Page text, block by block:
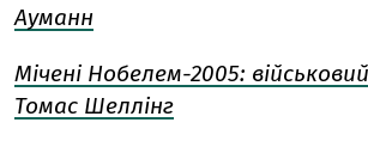
Ауманн
Мічені Нобелем-2005:
Томас Шеллінг